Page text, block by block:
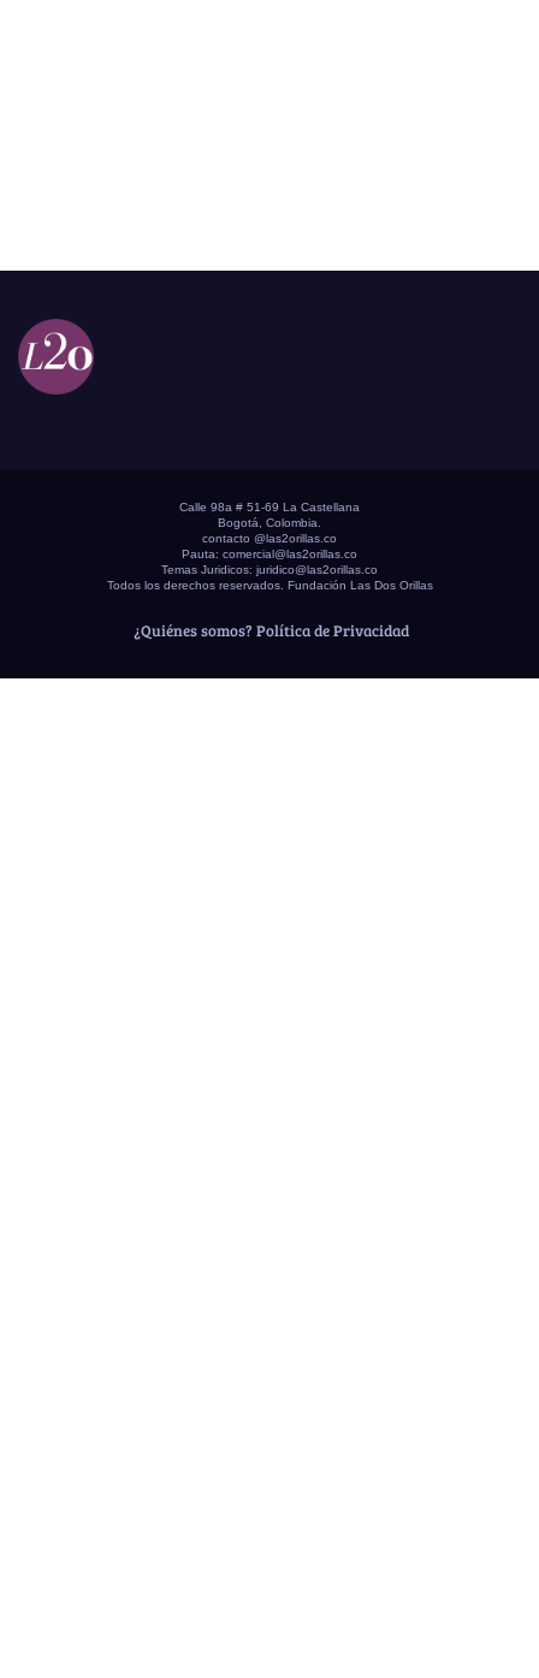
Calle 98a # 51-69 La Castellana
Bogotá, Colombia.
contacto @las2orillas.co
Pauta: comercial@las2orillas.co
Temas Juridicos: juridico@las2orillas.co
Todos los derechos reservados. Fundación Las Dos Orillas
¿Quiénes somos? Política de Privacidad